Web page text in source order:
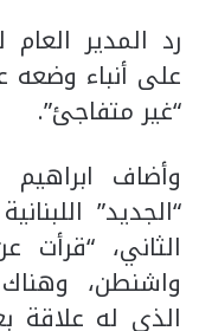
رد المدير العام
على أنباء وضعه
“غير متفاجئ”.
وأضاف
الثاني،
واشنطن،
الذي له علاقة